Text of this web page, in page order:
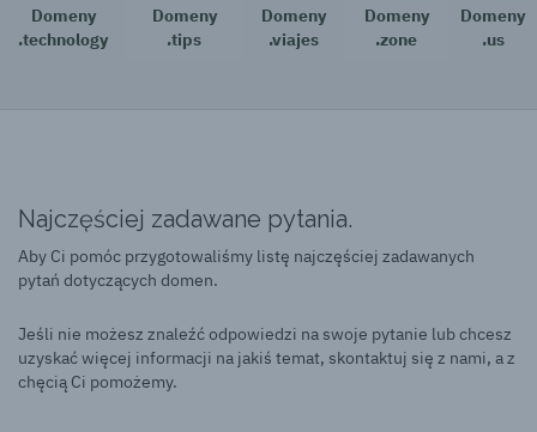
Domeny
.technology
Domeny
.tips
Domeny
.viajes
Domeny
.zone
Domeny
.us
Najczęściej zadawane pytania.
Aby Ci pomóc przygotowaliśmy listę najczęściej zadawanych
pytań dotyczących domen.
Jeśli nie możesz znaleźć odpowiedzi na swoje pytanie lub chcesz
uzyskać więcej informacji na jakiś temat, skontaktuj się z nami, a z
chęcią Ci pomożemy.